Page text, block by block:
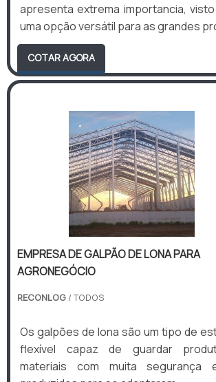
apresenta extrema importancia,
uma opção versátil para as grandes
COTAR AGORA
EMPRESA DE GALPÃO DE LONA PARA
AGRONEGÓCIO
RECONLOG / TODOS
Os galpões de lona são um tipo de
flexível capaz de guardar
materiais com muita segurança